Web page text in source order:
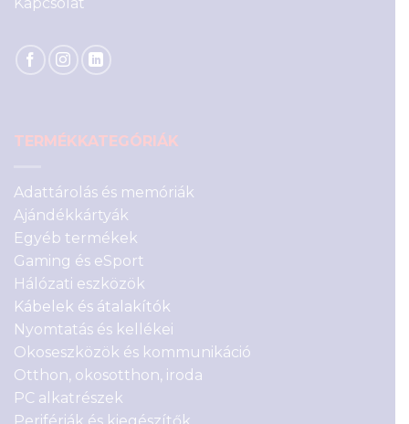
Kapcsolat
TERMÉKKATEGÓRIÁK
Adattárolás és memóriák
Ajándékkártyák
Egyéb termékek
Gaming és eSport
Hálózati eszközök
Kábelek és átalakítók
Nyomtatás és kellékei
Okoseszközök és kommunikáció
Otthon, okosotthon, iroda
PC alkatrészek
Perifériák és kiegészítők